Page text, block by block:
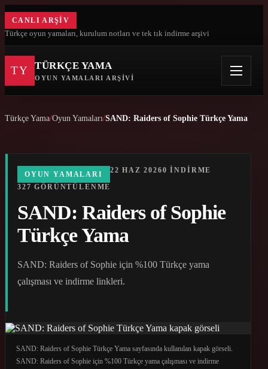
CANLI ARŞIV
Türkçe oyun yamaları, kurulum notları ve tek tık indirme arşivi
TY TÜRKÇE YAMA
OYUN YAMALARI ARŞIVI
Türkçe Yama Oyun Yamaları SAND: Raiders of Sophie Türkçe Yama
OYUN YAMALARI 22 HAZ 20260 INDIRME
327 GÖRÜNTÜLENME
SAND: Raiders of Sophie
Türkçe Yama
SAND: Raiders of Sophie için %100 Türkçe yama
çalışması ve indirme linkleri.
SAND: Raiders of Sophie Türkçe Yama sayfasında kullanılan kapak görseli.
SAND: Raiders of Sophie için %100 Türkçe yama çalışması ve indirme